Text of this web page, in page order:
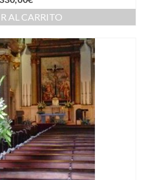
AL CARRITO